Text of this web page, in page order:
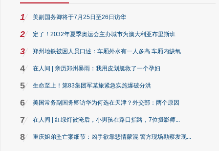
1 美副国务卿将于7月25日至26日访华
2 定了！2032年夏季奥运会主办城市为澳大利亚布里斯班
3 郑州地铁被困人员口述：车厢外水有一人多高 车厢内缺氧
4 在人间 | 亲历郑州暴雨：我用皮划艇救了一个孕妇
5 生命至上！第83集团军某旅紧急实施爆破分洪
6 美国常务副国务卿访华为何选在天津？外交部：两个原因
7 在人间 | 红绿灯被淹后，小男孩在路口指路，7位摄影师...
8 重庆姐弟坠亡案细节：凶手欲靠悲情蒙混 警方现场勘察发现...